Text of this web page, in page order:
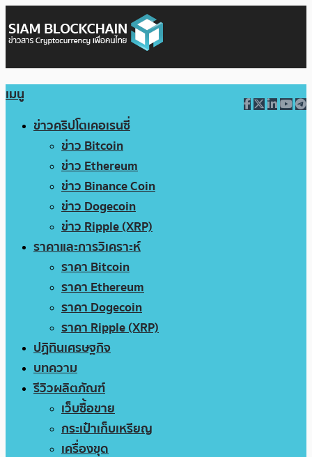
เมนู
ข่าวคริปโตเคอเรนซี่
ข่าว Bitcoin
ข่าว Ethereum
ข่าว Binance Coin
ข่าว Dogecoin
ข่าว Ripple (XRP)
ราคาและการวิเคราะห์
ราคา Bitcoin
ราคา Ethereum
ราคา Dogecoin
ราคา Ripple (XRP)
ปฏิทินเศรษฐกิจ
บทความ
รีวิวผลิตภัณฑ์
เว็บซื้อขาย
กระเป๋าเก็บเหรียญ
เครื่องขุด